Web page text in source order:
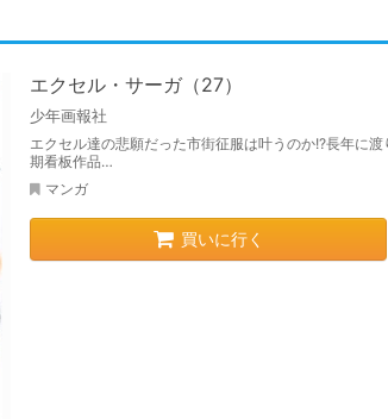
エクセル・サーガ（27）
少年画報社
エクセル達の悲願だった市街征服は叶うのか!?長年に
期看板作品…
マンガ
買いに行く